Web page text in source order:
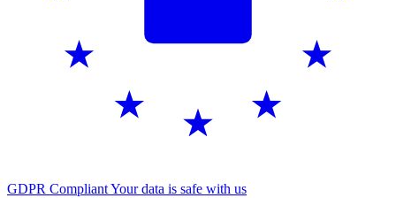
GDPR CompliantYour data is safe with us